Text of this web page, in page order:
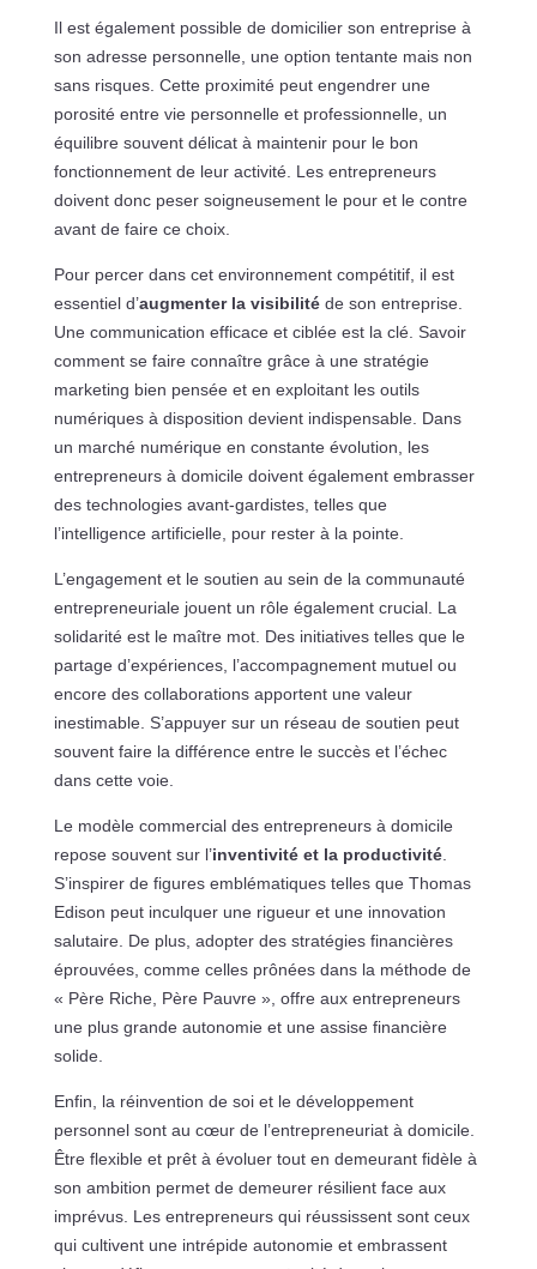
Il est également possible de domicilier son entreprise à
son adresse personnelle, une option tentante mais non
sans risques. Cette proximité peut engendrer une
porosité entre vie personnelle et professionnelle, un
équilibre souvent délicat à maintenir pour le bon
fonctionnement de leur activité. Les entrepreneurs
doivent donc peser soigneusement le pour et le contre
avant de faire ce choix.
Pour percer dans cet environnement compétitif, il est
essentiel d’augmenter la visibilitéde son entreprise.
Une communication efficace et ciblée est la clé. Savoir
comment se faire connaître grâce à une stratégie
marketing bien pensée et en exploitant les outils
numériques à disposition devient indispensable. Dans
un marché numérique en constante évolution, les
entrepreneurs à domicile doivent également embrasser
des technologies avant-gardistes, telles que
l’intelligence artificielle, pour rester à la pointe.
L’engagement et le soutien au sein de la communauté
entrepreneuriale jouent un rôle également crucial. La
solidarité est le maître mot. Des initiatives telles que le
partage d’expériences, l’accompagnement mutuel ou
encore des collaborations apportent une valeur
inestimable. S’appuyer sur un réseau de soutien peut
souvent faire la différence entre le succès et l’échec
dans cette voie.
Le modèle commercial des entrepreneurs à domicile
repose souvent sur l’inventivité et la productivité.
S’inspirer de figures emblématiques telles que Thomas
Edison peut inculquer une rigueur et une innovation
salutaire. De plus, adopter des stratégies financières
éprouvées, comme celles prônées dans la méthode de
« Père Riche, Père Pauvre », offre aux entrepreneurs
une plus grande autonomie et une assise financière
solide.
Enfin, la réinvention de soi et le développement
personnel sont au cœur de l’entrepreneuriat à domicile.
Être flexible et prêt à évoluer tout en demeurant fidèle à
son ambition permet de demeurer résilient face aux
imprévus. Les entrepreneurs qui réussissent sont ceux
qui cultivent une intrépide autonomie et embrassent